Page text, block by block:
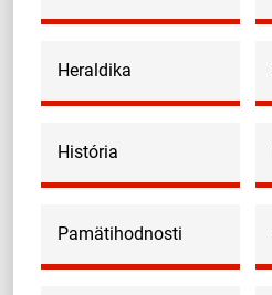
Heraldika
História
Pamätihodnosti